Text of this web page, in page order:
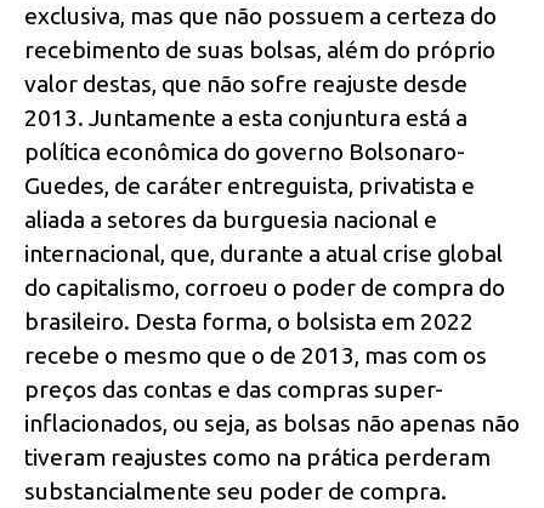
exclusiva, mas que não possuem a certeza do
recebimento de suas bolsas, além do próprio
valor destas, que não sofre reajuste desde
2013. Juntamente a esta conjuntura está a
política econômica do governo Bolsonaro-
Guedes, de caráter entreguista, privatista e
aliada a setores da burguesia nacional e
internacional, que, durante a atual crise global
do capitalismo, corroeu o poder de compra do
brasileiro. Desta forma, o bolsista em 2022
recebe o mesmo que o de 2013, mas com os
preços das contas e das compras super-
inflacionados, ou seja, as bolsas não apenas não
tiveram reajustes como na prática perderam
substancialmente seu poder de compra.